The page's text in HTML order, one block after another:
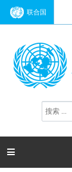
联合国
搜
索
